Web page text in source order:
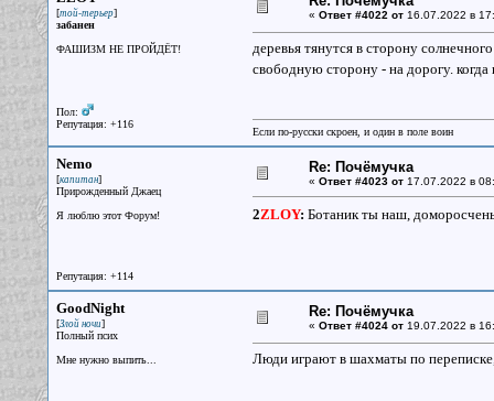
[той-терьер]
забанен
ФАШИЗМ НЕ ПРОЙДЁТ!
Пол:
Репутация: +116
« Ответ #4022 от16.07.2022 в
деревья тянутся в сторону
свободную сторону - на дорогу.
Если по-русски скроен, и один в поле воин
Nemo
[капитан]
Прирожденный Джаец
Я люблю этот Форум!
Репутация: +114
Re: Почёмучка
« Ответ #4023 от17.07.2022 в
2ZLOY: Ботаник ты наш,
GoodNight
[Злой ночи]
Полный псих
Мне нужно выпить...
Re: Почёмучка
« Ответ #4024 от19.07.2022 в
Люди играют в шахматы по